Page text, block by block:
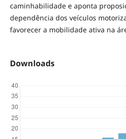
caminhabilidade e aponta
dependência dos veículos
favorecer a mobilidade ativa na
Downloads